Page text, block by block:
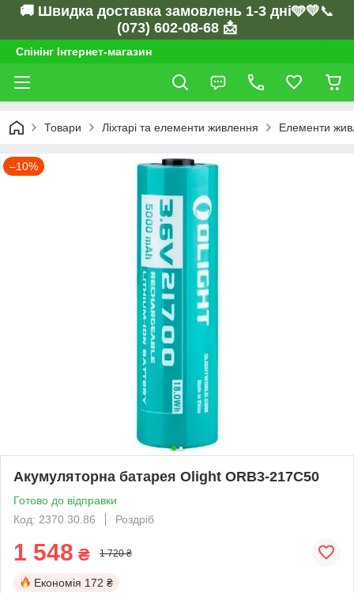
🚚 Швидка доставка замовлень 1-3 дні🩵💛📞
(073) 602-08-68 📩
Спінінг Інтернет-магазин
Товари Ліхтарі та елементи живлення Елементи
–10%
Акумуляторна батарея Olight ORB3-217C50
Готово до відправки
Код: 2370.30.86
Роздріб
1 548 ₴ 1 720 ₴
Економія 172 ₴